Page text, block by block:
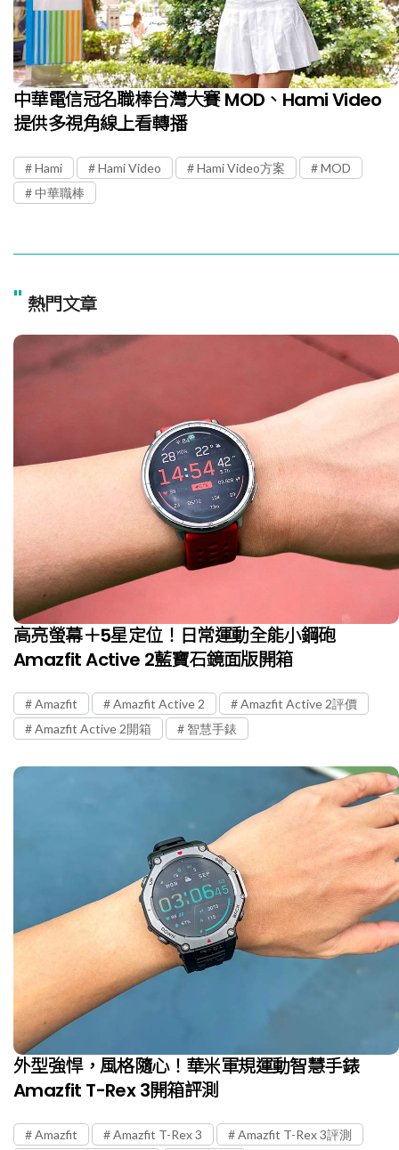
中華電信冠名職棒台灣大賽 MOD、Hami Video
提供多視角線上看轉播
Hami Hami Video Hami Video方案
MOD
中華職棒
" 熱門文章
高亮螢幕＋5星定位！日常運動全能小鋼砲
Amazfit Active 2藍寶石鏡面版開箱
Amazfit Amazfit Active 2
Amazfit Active 2評價
Amazfit Active 2開箱
智慧手錶
外型強悍，風格隨心！華米軍規運動智慧手錶
Amazfit T-Rex 3開箱評測
Amazfit Amazfit T-Rex 3
Amazfit T-Rex 3評測